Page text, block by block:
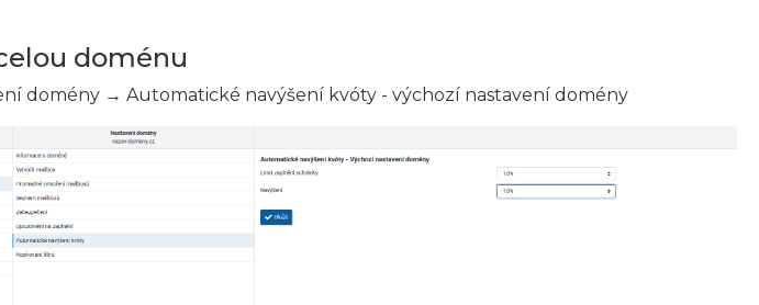
doménu
domény → Automatické navýšení kvóty - výchozí nastavení domény